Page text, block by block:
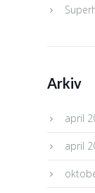
Arkiv
april
april